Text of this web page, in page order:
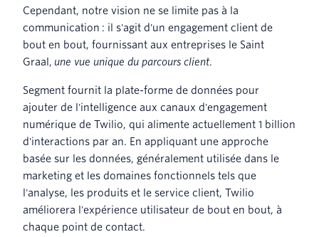
Cependant, notre vision ne se limite pas à la
communication : il s'agit d'un engagement client de
bout en bout, fournissant aux entreprises le Saint
Graal, une vue unique du parcours client.
Segment fournit la plate-forme de données pour
ajouter de l'intelligence aux canaux d'engagement
numérique de Twilio, qui alimente actuellement 1 billion
d'interactions par an. En appliquant une approche
basée sur les données, généralement utilisée dans le
marketing et les domaines fonctionnels tels que
l'analyse, les produits et le service client, Twilio
améliorera l'expérience utilisateur de bout en bout, à
chaque point de contact.